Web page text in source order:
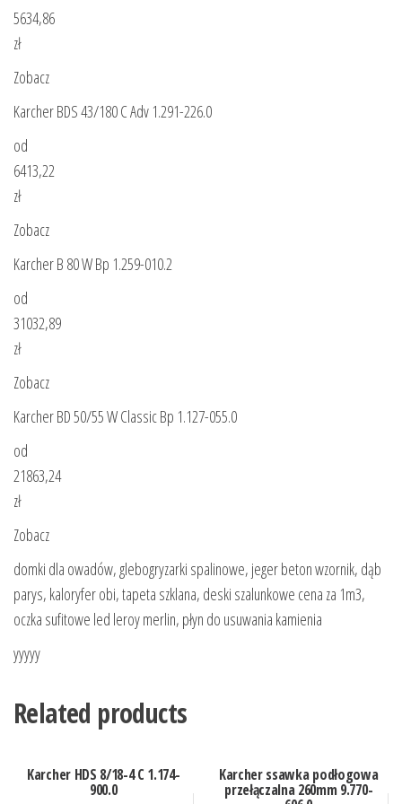
5634,86
zł
Zobacz
Karcher BDS 43/180 C Adv 1.291-226.0
od
6413,22
zł
Zobacz
Karcher B 80 W Bp 1.259-010.2
od
31032,89
zł
Zobacz
Karcher BD 50/55 W Classic Bp 1.127-055.0
od
21863,24
zł
Zobacz
domki dla owadów, glebogryzarki spalinowe, jeger beton wzornik, dąb
parys, kaloryfer obi, tapeta szklana, deski szalunkowe cena za 1m3,
oczka sufitowe led leroy merlin, płyn do usuwania kamienia
yyyyy
Related products
Karcher HDS 8/18-4 C 1.174-
900.0
Karcher ssawka podłogowa
przełączalna 260mm 9.770-